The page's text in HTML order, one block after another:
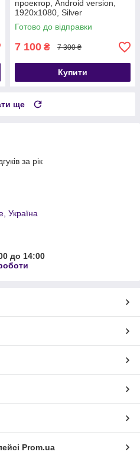
проектор, Android version,
1920х1080, Silver
Готово до відправки
7 100 ₴ 7 300 ₴
Купити
ще
за рік
Україна
до 14:00
Prom.ua